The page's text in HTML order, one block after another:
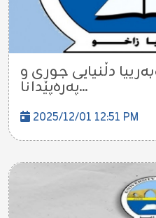
دڵنیایی جوری و
پەرەپێدانا...
2025/12/01 12:51 PM